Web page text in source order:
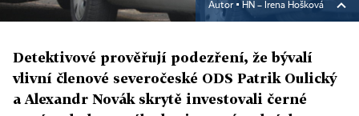
Autor ▪ HN – Irena Hošková
Detektivové prověřují podezření, že bývalí
vlivní členové severočeské ODS Patrik Oulický
a Alexandr Novák skrytě investovali černé